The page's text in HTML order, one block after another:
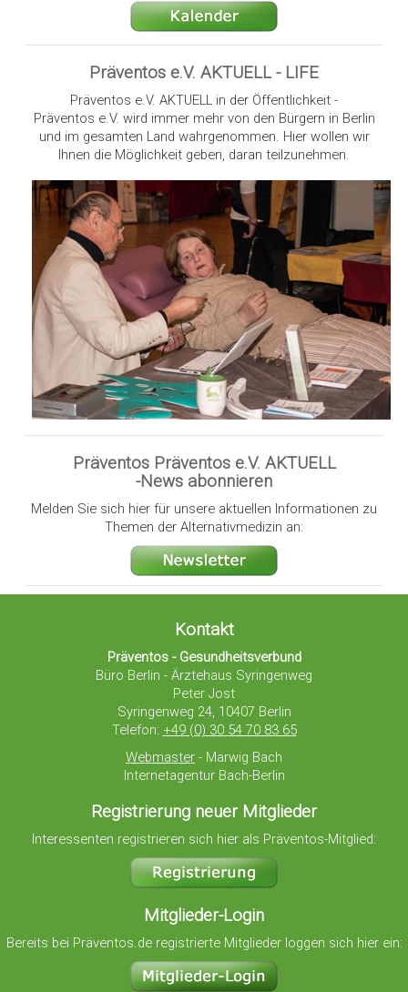
Präventos e.V. AKTUELL - LIFE
Präventos e.V. AKTUELL in der Öffentlichkeit -
Präventos e.V. wird immer mehr von den Bürgern in Berlin
und im gesamten Land wahrgenommen. Hier wollen wir
Ihnen die Möglichkeit geben, daran teilzunehmen.
Präventos Präventos e.V. AKTUELL
-News abonnieren
Melden Sie sich hier für unsere aktuellen Informationen zu
Themen der Alternativmedizin an:
Kontakt
Präventos - Gesundheitsverbund
Büro Berlin - Ärztehaus Syringenweg
Peter Jost
Syringenweg 24, 10407 Berlin
Telefon: +49 (0) 30 54 70 83 65
Webmaster - Marwig Bach
Internetagentur Bach-Berlin
Registrierung neuer Mitglieder
Interessenten registrieren sich hier als Präventos-Mitglied:
Mitglieder-Login
Bereits bei Präventos.de registrierte Mitglieder loggen sich hier ein: